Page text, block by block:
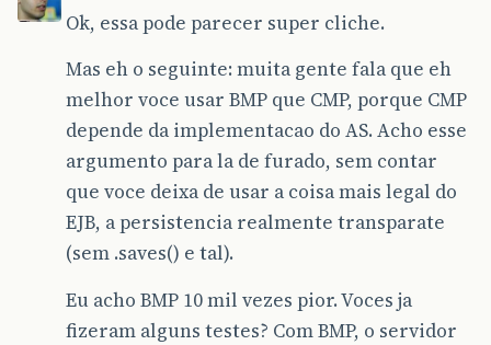
Ok, essa pode parecer super cliche.
Mas eh o seguinte: muita gente fala que eh
melhor voce usar BMP que CMP, porque CMP
depende da implementacao do AS. Acho esse
argumento para la de furado, sem contar
que voce deixa de usar a coisa mais legal do
EJB, a persistencia realmente transparate
(sem .saves() e tal).
Eu acho BMP 10 mil vezes pior. Voces ja
fizeram alguns testes? Com BMP, o servidor